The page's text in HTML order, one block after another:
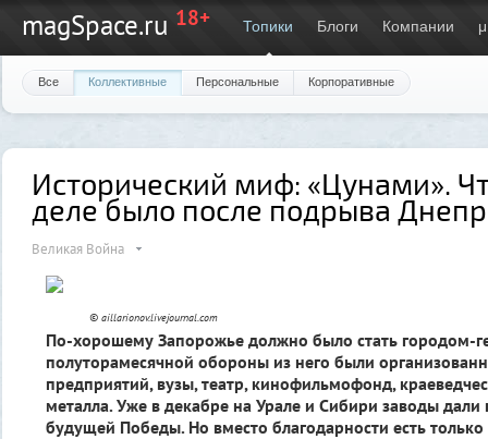
magSpace.ru 18+ Топики Блоги Компании μ
Все Коллективные Персональные Корпоративные
Исторический миф: «Цунами».
деле было после подрыва
Великая Война
© aillarionov.livejournal.com
По-хорошему Запорожье должно было стать городом-
полуторамесячной обороны из него были
предприятий, вузы, театр, кинофильмофонд,
металла. Уже в декабре на Урале и Сибири заводы
будущей Победы. Но вместо благодарности есть